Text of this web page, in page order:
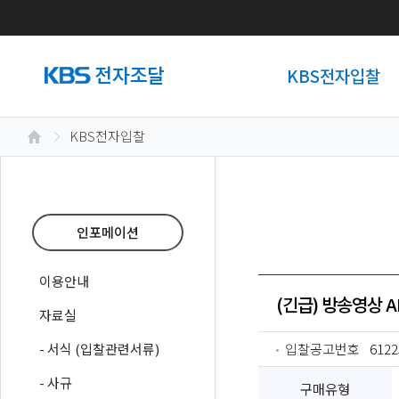
KBS전자입찰
KBS전자입찰
인포메이션
이용안내
자료실
- 서식 (입찰관련서류)
- 사규
(긴급) 방송영상
입찰공고번호
구매유형